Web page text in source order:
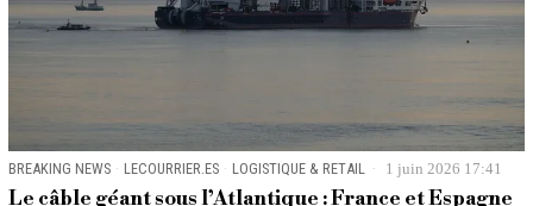
BREAKING NEWS · LECOURRIER.ES · LOGISTIQUE & RETAIL 1 juin 2026 17:41
Le câble géant sous l’Atlantique : France et Espagne